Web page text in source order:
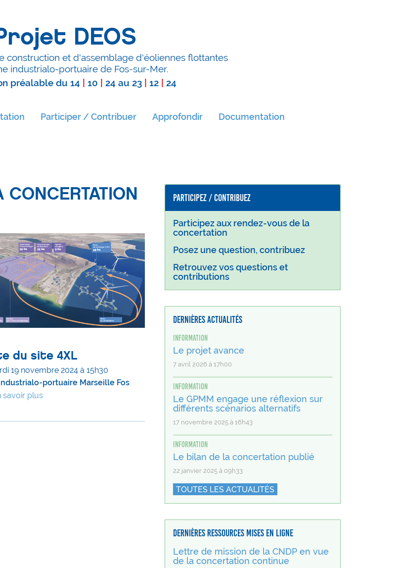
DEOS
construction et d'assemblage d'éoliennes flottantes
industrialo-portuaire de Fos-sur-Mer.
préalable du 14 10 24 au 23 12 24
Participer / Contribuer Approfondir Documentation
du site 4XL
19 novembre 2024 à 15h30
portuaire Marseille Fos
savoir plus
Participez / Contribuez
Participez aux rendez-vous de la
concertation
Posez une question, contribuez
Retrouvez vos questions et
contributions
Dernières actualités
Information
Le projet avance
7 avril 2026 à 17h00
Information
Le GPMM engage une réflexion sur
différents scénarios alternatifs
17 novembre 2025 à 16h43
Information
Le bilan de la concertation publié
22 janvier 2025 à 09h33
TOUTES LES ACTUALITÉS
Dernières ressources mises en ligne
Lettre de mission de la CNDP en vue
de la concertation continue